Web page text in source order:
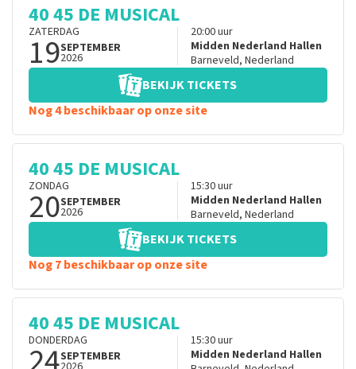
40 45 DE MUSICAL
ZATERDAG
19SEPTEMBER
2026
20:00uur
Midden Nederland Hallen
Barneveld, Nederland
BEKIJK TICKETS
Nog 4 beschikbaar op onze site
40 45 DE MUSICAL
ZONDAG
20SEPTEMBER
2026
15:30uur
Midden Nederland Hallen
Barneveld, Nederland
BEKIJK TICKETS
Nog 7 beschikbaar op onze site
40 45 DE MUSICAL
DONDERDAG
SEPTEMBER
15:30uur
Midden Nederland Hallen